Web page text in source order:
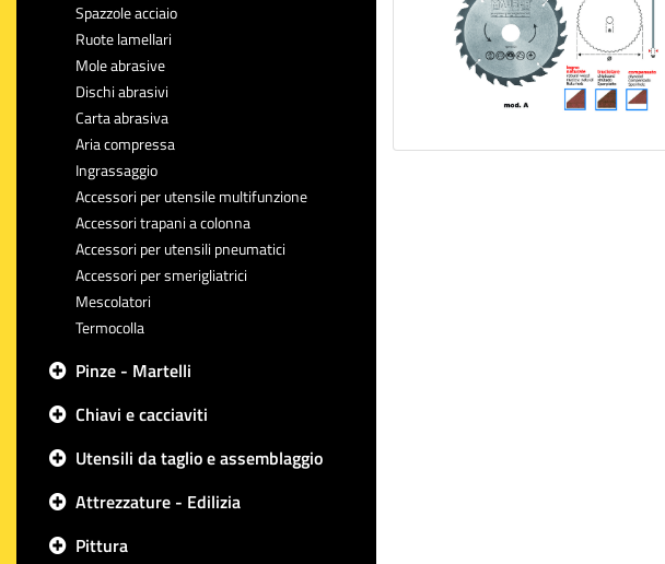
Spazzole acciaio
Ruote lamellari
Mole abrasive
Dischi abrasivi
Carta abrasiva
Aria compressa
Ingrassaggio
Accessori per utensile multifunzione
Accessori trapani a colonna
Accessori per utensili pneumatici
Accessori per smerigliatrici
Mescolatori
Termocolla
Pinze - Martelli
Chiavi e cacciaviti
Utensili da taglio e assemblaggio
Attrezzature - Edilizia
Pittura